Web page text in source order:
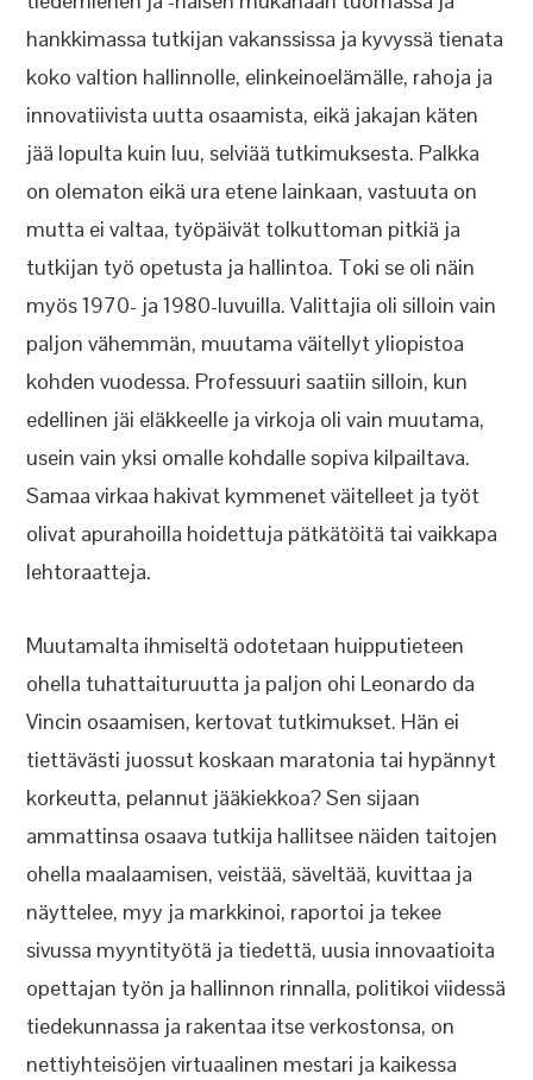
hankkimassa tutkijan vakanssissa ja kyvyssä tienata
koko valtion hallinnolle, elinkeinoelämälle, rahoja ja
innovatiivista uutta osaamista, eikä jakajan käten
jää lopulta kuin luu, selviää tutkimuksesta. Palkka
on olematon eikä ura etene lainkaan, vastuuta on
mutta ei valtaa, työpäivät tolkuttoman pitkiä ja
tutkijan työ opetusta ja hallintoa. Toki se oli näin
myös 1970- ja 1980-luvuilla. Valittajia oli silloin vain
paljon vähemmän, muutama väitellyt yliopistoa
kohden vuodessa. Professuuri saatiin silloin, kun
edellinen jäi eläkkeelle ja virkoja oli vain muutama,
usein vain yksi omalle kohdalle sopiva kilpailtava.
Samaa virkaa hakivat kymmenet väitelleet ja työt
olivat apurahoilla hoidettuja pätkätöitä tai vaikkapa
lehtoraatteja.
Muutamalta ihmiseltä odotetaan huipputieteen
ohella tuhattaituruutta ja paljon ohi Leonardo da
Vincin osaamisen, kertovat tutkimukset. Hän ei
tiettävästi juossut koskaan maratonia tai hypännyt
korkeutta, pelannut jääkiekkoa? Sen sijaan
ammattinsa osaava tutkija hallitsee näiden taitojen
ohella maalaamisen, veistää, säveltää, kuvittaa ja
näyttelee, myy ja markkinoi, raportoi ja tekee
sivussa myyntityötä ja tiedettä, uusia innovaatioita
opettajan työn ja hallinnon rinnalla, politikoi viidessä
tiedekunnassa ja rakentaa itse verkostonsa, on
nettiyhteisöjen virtuaalinen mestari ja kaikessa